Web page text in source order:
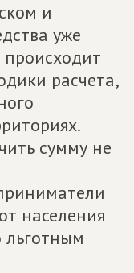
и
уже
расчета,
сумму не
населения
льготным